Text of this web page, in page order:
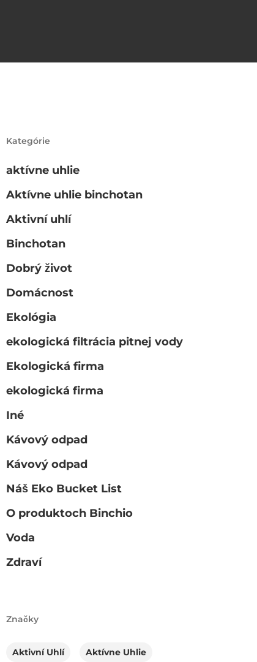
Kategórie
aktívne uhlie
Aktívne uhlie binchotan
Aktivní uhlí
Binchotan
Dobrý život
Domácnost
Ekológia
ekologická filtrácia pitnej vody
Ekologická firma
ekologická firma
Iné
Kávový odpad
Kávový odpad
Náš Eko Bucket List
O produktoch Binchio
Voda
Zdraví
Značky
Aktivní Uhlí Aktívne Uhlie